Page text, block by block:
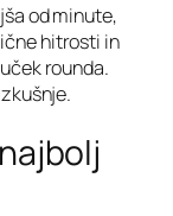
od minute,
hitrosti in
rounda.